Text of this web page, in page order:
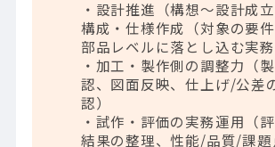
・設計推進（構想～設計成
構成・仕様作成（対象の要件
部品レベルに落とし込む実務
・加工・製作側の調整力（
認、図面反映、仕上げ/公差
認）
・試作・評価の実務運用（評
結果の整理、性能/品質/課題